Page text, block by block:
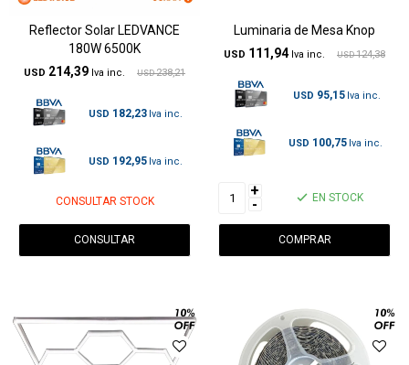
Reflector Solar LEDVANCE
180W 6500K
USD 214,39 USD 238,21
USD 182,23
USD 192,95
CONSULTAR STOCK
CONSULTAR
Luminaria de Mesa Knop
USD 111,94 USD 124,38
USD 95,15
USD 100,75
+
- EN STOCK